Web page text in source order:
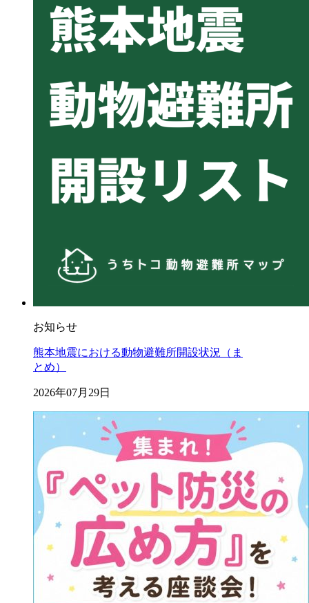
お知らせ
熊本地震における動物避難所開設状況（ま
とめ）
2026年07月29日